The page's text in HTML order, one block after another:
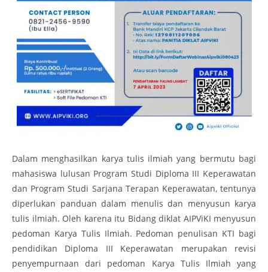
Dalam menghasilkan karya tulis ilmiah yang bermutu bagi
mahasiswa lulusan Program Studi Diploma III Keperawatan
dan Program Studi Sarjana Terapan Keperawatan, tentunya
diperlukan panduan dalam menulis dan menyusun karya
tulis ilmiah. Oleh karena itu Bidang diklat AIPViKI menyusun
pedoman Karya Tulis Ilmiah. Pedoman penulisan KTI bagi
pendidikan Diploma III Keperawatan merupakan revisi
penyempurnaan dari pedoman Karya Tulis Ilmiah yang